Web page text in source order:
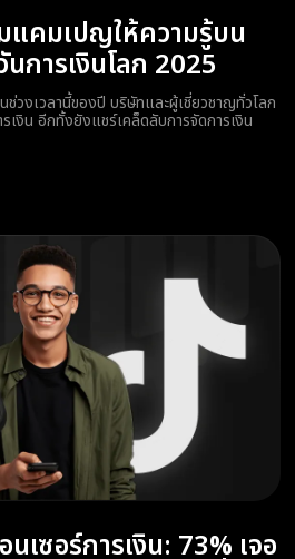
คมเปญให้ความรู้บน
การเงินโลก 2025
วงเวลานี้ของปี บริษัทและผู้เชี่ยวชาญทั่วโลก
งิน อีกทั้งยังแชร์เคล็ดลับการจัดการเงิน
เซอร์การเงิน: 73% เจอ